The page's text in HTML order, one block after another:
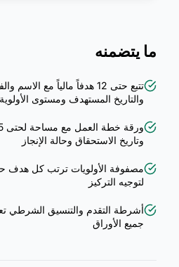
ما يتضمنه
تتبع حتى 12 هدفاً مالياً مع
والتاريخ المستهدف ومستوى الأولوية
وتاريخ الاستحقاق وحالة الإنجاز
مصفوفة الأولويات ترتب كل هدف
لتوجيه التركيز
أشرطة التقدم والتنسيق الشرطي
جميع الأوراق